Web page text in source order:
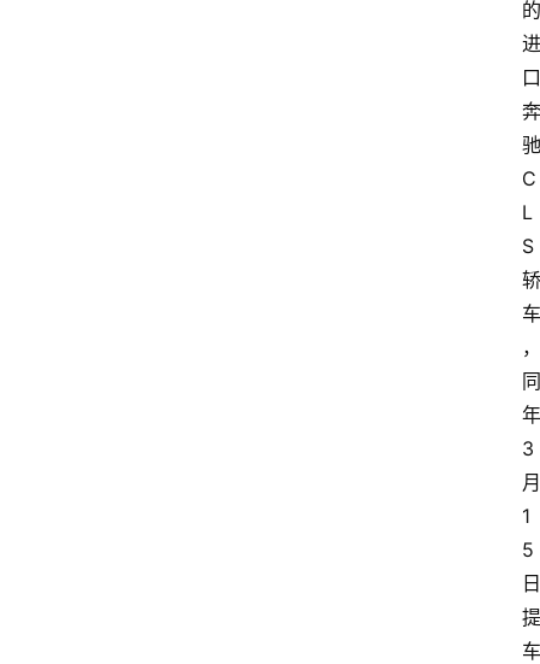
的
进
口
奔
驰
C
L
S
轿
车
，
同
年
3
月
1
5
日
提
车